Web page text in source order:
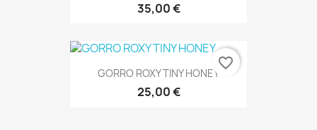
35,00 €
GORRO ROXY TINY HONEY
25,00 €
favorite_border